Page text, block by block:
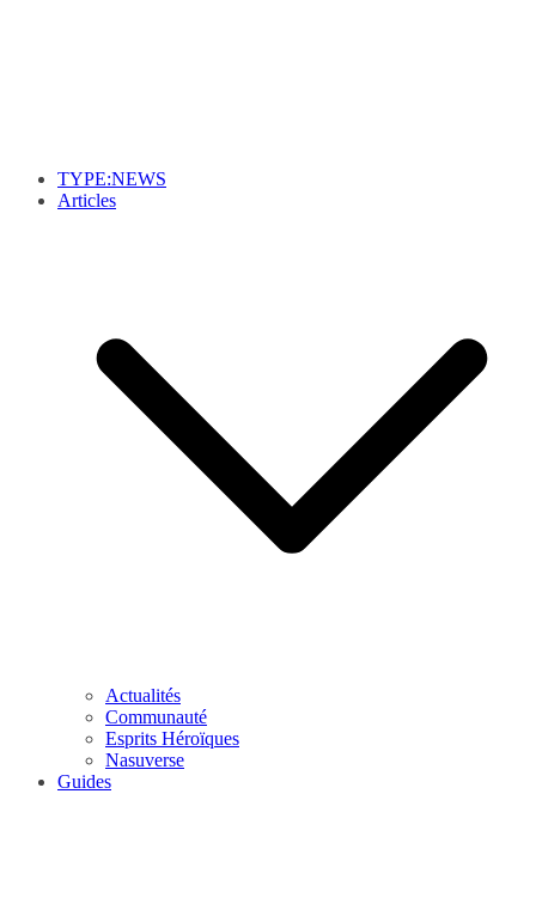
TYPE:NEWS
Articles
Actualités
Communauté
Esprits Héroïques
Nasuverse
Guides